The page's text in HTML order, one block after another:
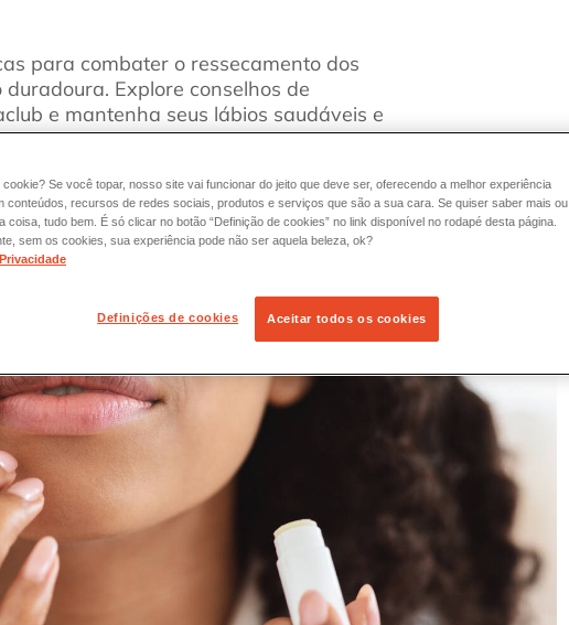
para combater o ressecamento dos
Explore conselhos de
e mantenha seus lábios saudáveis e
cookie? Se você topar, nosso site vai funcionar do jeito que deve ser, oferecendo a melhor experiência
conteúdos, recursos de redes sociais, produtos e serviços que são a sua cara. Se quiser saber mais ou
coisa, tudo bem. É só clicar no botão “Definição de cookies” no link disponível no rodapé desta página.
sem os cookies, sua experiência pode não ser aquela beleza, ok?
Definições de cookies Aceitar todos os cookies